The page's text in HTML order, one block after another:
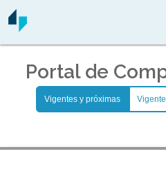
Portal de
Vigentes y próximas